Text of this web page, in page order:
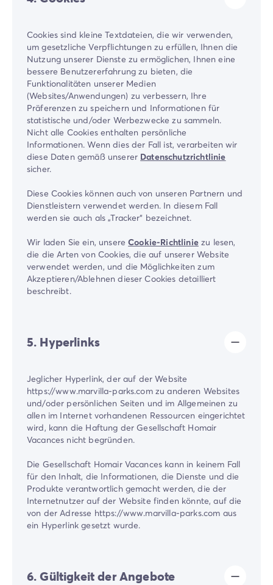
Cookies sind kleine Textdateien, die wir verwenden,
um gesetzliche Verpflichtungen zu erfüllen, Ihnen die
Nutzung unserer Dienste zu ermöglichen, Ihnen eine
bessere Benutzererfahrung zu bieten, die
Funktionalitäten unserer Medien
(Websites/Anwendungen) zu verbessern, Ihre
Präferenzen zu speichern und Informationen für
statistische und/oder Werbezwecke zu sammeln.
Nicht alle Cookies enthalten persönliche
Informationen. Wenn dies der Fall ist, verarbeiten wir
diese Daten gemäß unserer Datenschutzrichtlinie
sicher.
Diese Cookies können auch von unseren Partnern und
Dienstleistern verwendet werden. In diesem Fall
werden sie auch als „Tracker“ bezeichnet.
Wir laden Sie ein, unsereCookie-Richtliniezu lesen,
die die Arten von Cookies, die auf unserer Website
verwendet werden, und die Möglichkeiten zum
Akzeptieren/Ablehnen dieser Cookies detailliert
beschreibt.
5. Hyperlinks
Jeglicher Hyperlink, der auf der Website
https://www.marvilla-parks.com zu anderen Websites
und/oder persönlichen Seiten und im Allgemeinen zu
allen im Internet vorhandenen Ressourcen eingerichtet
wird, kann die Haftung der Gesellschaft Homair
Vacances nicht begründen.
Die Gesellschaft Homair Vacances kann in keinem Fall
für den Inhalt, die Informationen, die Dienste und die
Produkte verantwortlich gemacht werden, die der
Internetnutzer auf der Website finden könnte, auf die
von der Adresse https://www.marvilla-parks.com aus
ein Hyperlink gesetzt wurde.
6. Gültigkeit der Angebote